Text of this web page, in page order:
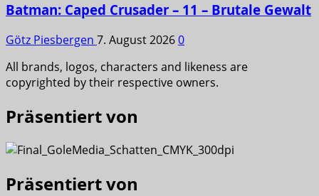
Batman: Caped Crusader – 11 – Brutale Gewalt
Götz Piesbergen 7. August 20260
All brands, logos, characters and likeness are
copyrighted by their respective owners.
Präsentiert von
Präsentiert von